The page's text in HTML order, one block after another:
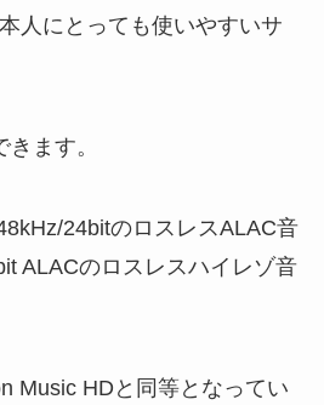
人にとっても使いやすいサ
ます。
24bitのロスレスALAC音
ALACのロスレスハイレゾ音
Music HDと同等となってい